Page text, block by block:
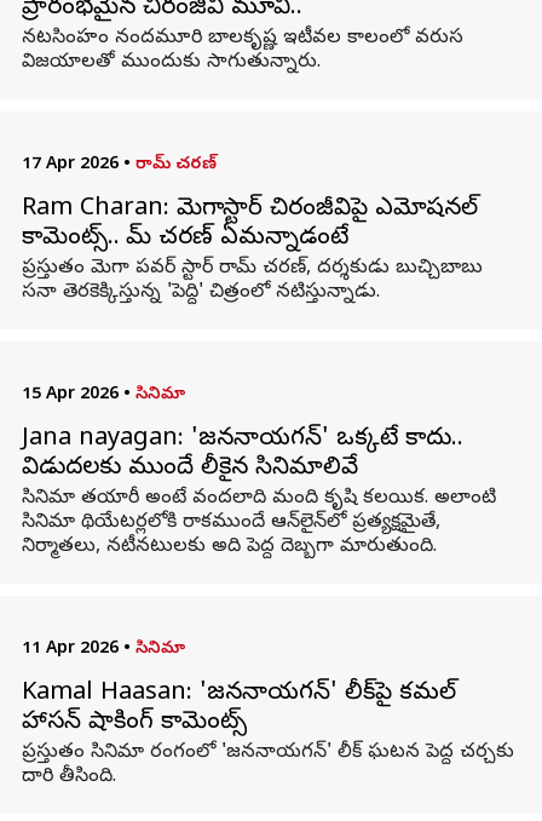
ప్రారంభమైన చిరంజీవి మూవీ..
నటసింహం నందమూరి బాలకృష్ణ ఇటీవల కాలంలో వరుస
విజయాలతో ముందుకు సాగుతున్నారు.
17 Apr 2026 • రామ్ చరణ్
Ram Charan: మెగాస్టార్ చిరంజీవిపై ఎమోషనల్
కామెంట్స్.. రామ్ చరణ్ ఏమన్నాడంటే
ప్రస్తుతం మెగా పవర్ స్టార్ రామ్ చరణ్, దర్శకుడు బుచ్చిబాబు
సనా తెరకెక్కిస్తున్న 'పెద్ది' చిత్రంలో నటిస్తున్నాడు.
15 Apr 2026 • సినిమా
Jana nayagan: 'జననాయగన్‌' ఒక్కటే కాదు..
విడుదలకు ముందే లీకైన సినిమాలివే
సినిమా తయారీ అంటే వందలాది మంది కృషి కలయిక. అలాంటి
సినిమా థియేటర్లలోకి రాకముందే ఆన్‌లైన్‌లో ప్రత్యక్షమైతే,
నిర్మాతలు, నటీనటులకు అది పెద్ద దెబ్బగా మారుతుంది.
11 Apr 2026 • సినిమా
Kamal Haasan: 'జననాయగన్' లీక్‌పై కమల్
హాసన్ షాకింగ్ కామెంట్స్
ప్రస్తుతం సినిమా రంగంలో 'జననాయగన్' లీక్ ఘటన పెద్ద చర్చకు
దారి తీసింది.